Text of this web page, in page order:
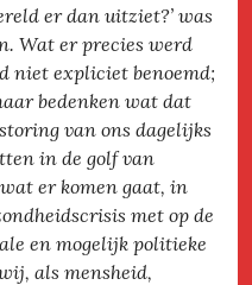
er dan uitziet?’ was
Wat er precies werd
niet expliciet benoemd;
bedenken wat dat
van ons dagelijks
in de golf van
er komen gaat, in
met op de
en mogelijk politieke
als mensheid,